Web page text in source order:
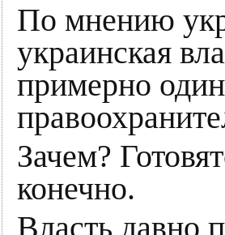
По мнению
украинская
примерно
Зачем?
конечно.
Власть давно